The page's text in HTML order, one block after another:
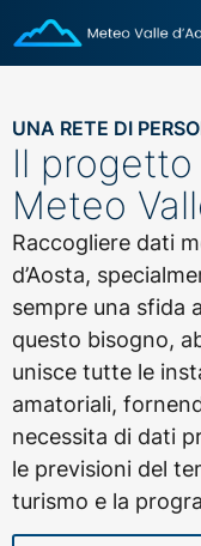
UNA RETE DI
Il progetto
Meteo
Raccogliere dati
d’Aosta,
sempre una sfida
questo bisogno,
unisce tutte le
amatoriali,
necessita di dati
le previsioni del
turismo e la